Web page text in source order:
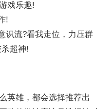
戏乐趣!
!
流?看我走位，力压群
超神!
雄，都会选择推荐出